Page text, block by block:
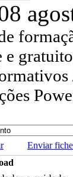
e
Enviar